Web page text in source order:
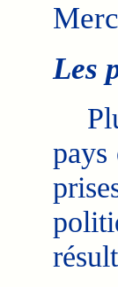
Les
pays